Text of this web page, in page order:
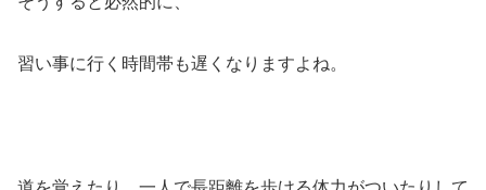
習い事に行く時間帯も遅くなりますよね。